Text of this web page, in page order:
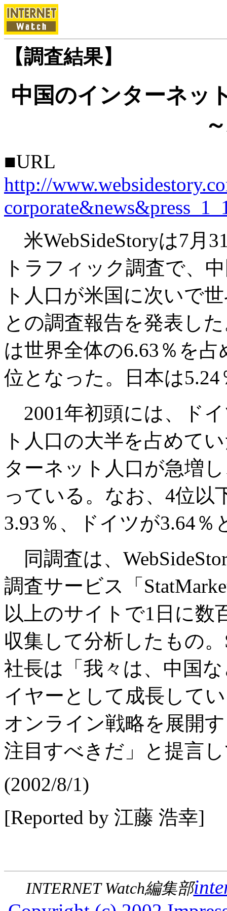
【調査結果】
中国のインターネッ
■URL
http://
米WebSideStoryは7月
トラフィック調査で、
ト人口が米国に次いで
との調査報告を発表し
は世界全体の6.63％を
位となった。日本は
2001年初頭には、ド
ト人口の大半を占めて
ターネット人口が急増
っている。なお、4位以
3.93％、ドイツが3.64％
同調査は、
調査サービス「
以上のサイトで1日に数
収集して分析したもの。
社長は「我々は、中国
イヤーとして成長して
オンライン戦略を展開
注目すべきだ」と提言
(2002/8/1)
[Reported by 江藤 浩幸]
INTERNET Watch編集部